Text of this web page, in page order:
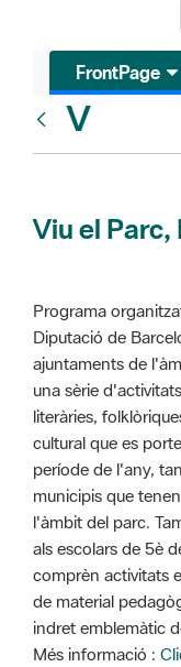
FrontPage
V
Viu el Parc,
Programa
Diputació de
ajuntaments de
una sèrie
literàries,
cultural que es
període de l'any,
municipis que
l'àmbit del parc.
als escolars de 5è
comprèn activitats
de material
indret emblemàtic
Més informació :